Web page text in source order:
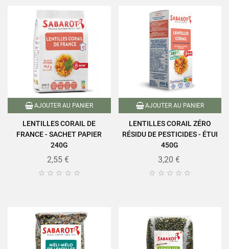
AJOUTER AU PANIER
LENTILLES CORAIL DE
FRANCE - SACHET PAPIER
240G
2,55 €
    
AJOUTER AU PANIER
LENTILLES CORAIL ZÉRO
RÉSIDU DE PESTICIDES - ÉTUI
450G
3,20 €
    